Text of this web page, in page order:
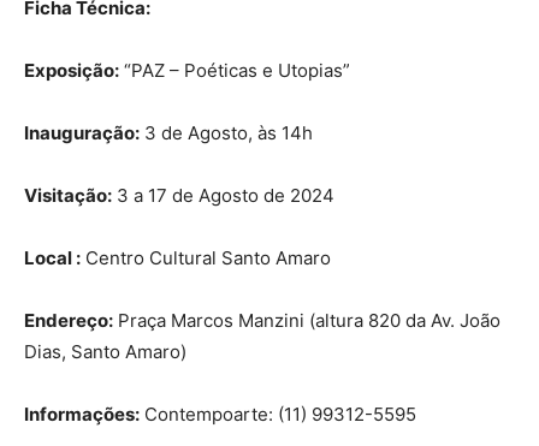
Ficha Técnica:
Exposição: “PAZ – Poéticas e Utopias”
Inauguração: 3 de Agosto, às 14h
Visitação: 3 a 17 de Agosto de 2024
Local : Centro Cultural Santo Amaro
Endereço: Praça Marcos Manzini (altura 820 da Av. João
Dias, Santo Amaro)
Informações: Contempoarte: (11) 99312-5595